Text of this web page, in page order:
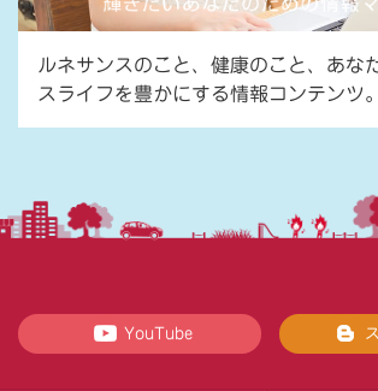
ルネサンスのこと、健康のこと、あな
スライフを豊かにする情報コンテンツ。
YouTube